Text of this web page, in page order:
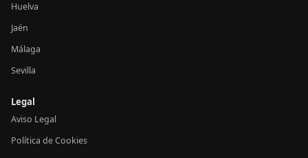
Huelva
Jaén
Málaga
Sevilla
Legal
Aviso Legal
Política de Cookies